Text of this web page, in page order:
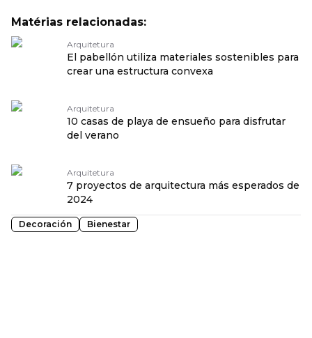
Matérias relacionadas:
Arquitetura
El pabellón utiliza materiales sostenibles para
crear una estructura convexa
Arquitetura
10 casas de playa de ensueño para disfrutar
del verano
Arquitetura
7 proyectos de arquitectura más esperados de
2024
Decoración Bienestar